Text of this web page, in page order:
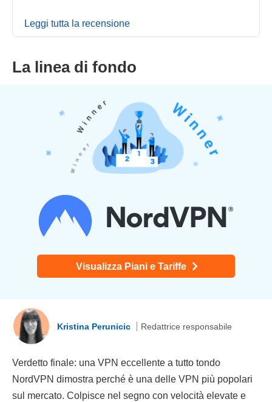
Leggi tutta la recensione
La linea di fondo
Visualizza Piani e Tariffe
Kristina Perunicic Redattrice responsabile
Verdetto finale: una VPN eccellente a tutto tondo
NordVPN dimostra perché è una delle VPN più popolari
sul mercato. Colpisce nel segno con velocità elevate e